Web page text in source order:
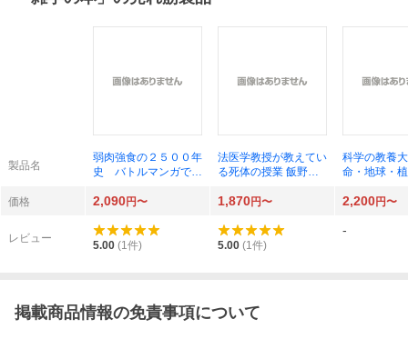
製品名
弱肉強食の２５００年
史 バトルマンガで歴
茂木誠／著 大久保ヤ
法医学教授が教えてい
る死体の授業 飯野守
科学の教養
命・地球・
億年の物語
価格 2,090円〜 1,870円〜 2,200円〜
レビュー
5.00 (1件) 5.00 (1件)
-
掲載商品情報の免責事項について